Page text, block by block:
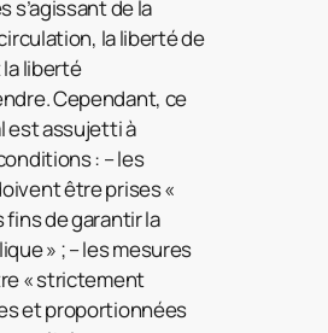
s’agissant de la
la liberté de
liberté
Cependant, ce
est assujetti à
: – les
être prises «
fins de garantir la
» ; – les mesures
« strictement
et proportionnées